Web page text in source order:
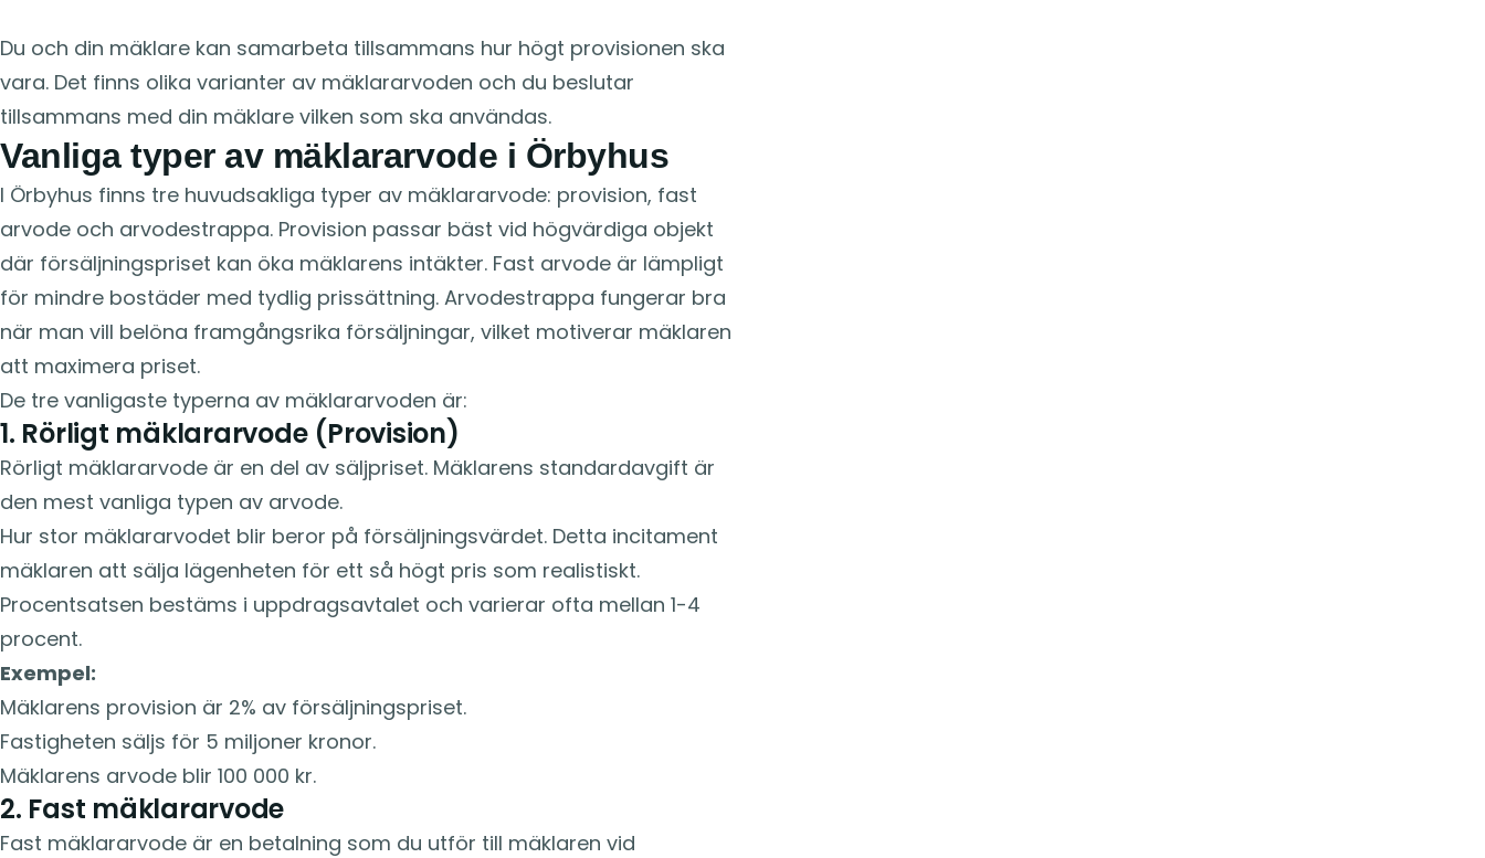
Du och din mäklare kan samarbeta tillsammans hur högt provisionen ska
vara. Det finns olika varianter av mäklararvoden och du beslutar
tillsammans med din mäklare vilken som ska användas.
Vanliga typer av mäklararvode i Örbyhus
I Örbyhus finns tre huvudsakliga typer av mäklararvode: provision, fast
arvode och arvodestrappa. Provision passar bäst vid högvärdiga objekt
där försäljningspriset kan öka mäklarens intäkter. Fast arvode är lämpligt
för mindre bostäder med tydlig prissättning. Arvodestrappa fungerar bra
när man vill belöna framgångsrika försäljningar, vilket motiverar mäklaren
att maximera priset.
De tre vanligaste typerna av mäklararvoden är:
1. Rörligt mäklararvode (Provision)
Rörligt mäklararvode är en del av säljpriset. Mäklarens standardavgift är
den mest vanliga typen av arvode.
Hur stor mäklararvodet blir beror på försäljningsvärdet. Detta incitament
mäklaren att sälja lägenheten för ett så högt pris som realistiskt.
Procentsatsen bestäms i uppdragsavtalet och varierar ofta mellan 1-4
procent.
Exempel:
Mäklarens provision är 2% av försäljningspriset.
Fastigheten säljs för 5 miljoner kronor.
Mäklarens arvode blir 100 000 kr.
2. Fast mäklararvode
Fast mäklararvode är en betalning som du utför till mäklaren vid